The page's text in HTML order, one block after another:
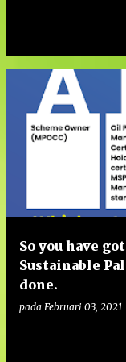
So you have
Sustainable
done.
pada Februari 03, 2021